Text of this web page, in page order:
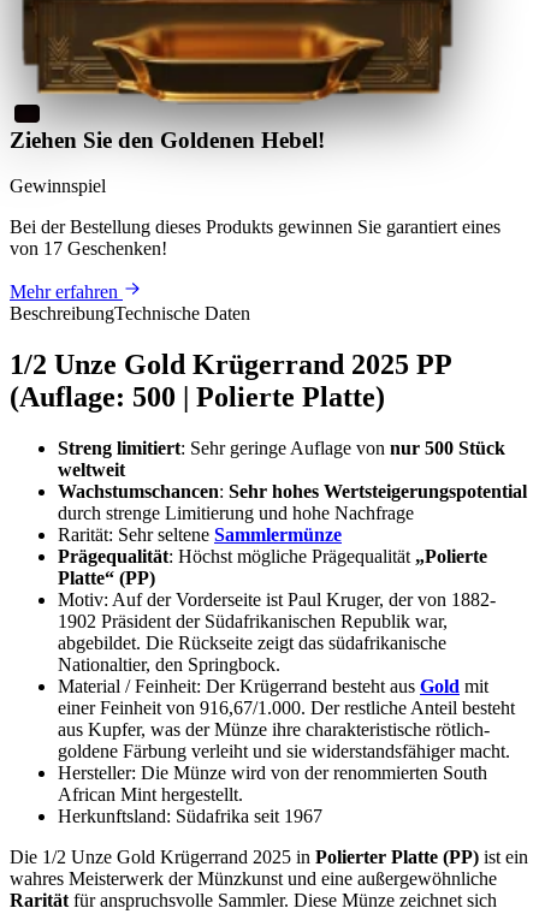
Ziehen Sie den Goldenen Hebel!
Gewinnspiel
Bei der Bestellung dieses Produkts gewinnen Sie garantiert eines
von 17 Geschenken!
Mehr erfahren
BeschreibungTechnische Daten
1/2 Unze Gold Krügerrand 2025 PP
(Auflage: 500 | Polierte Platte)
Streng limitiert: Sehr geringe Auflage von nur 500 Stück
weltweit
Wachstumschancen: Sehr hohes Wertsteigerungspotential
durch strenge Limitierung und hohe Nachfrage
Rarität: Sehr seltene Sammlermünze
Prägequalität: Höchst mögliche Prägequalität „Polierte
Platte“ (PP)
Motiv: Auf der Vorderseite ist Paul Kruger, der von 1882-
1902 Präsident der Südafrikanischen Republik war,
abgebildet. Die Rückseite zeigt das südafrikanische
Nationaltier, den Springbock.
Material / Feinheit: Der Krügerrand besteht aus Gold mit
einer Feinheit von 916,67/1.000. Der restliche Anteil besteht
aus Kupfer, was der Münze ihre charakteristische rötlich-
goldene Färbung verleiht und sie widerstandsfähiger macht.
Hersteller: Die Münze wird von der renommierten South
African Mint hergestellt.
Herkunftsland: Südafrika seit 1967
Die 1/2 Unze Gold Krügerrand 2025 in Polierter Platte (PP) ist ein
wahres Meisterwerk der Münzkunst und eine außergewöhnliche
Rarität für anspruchsvolle Sammler. Diese Münze zeichnet sich